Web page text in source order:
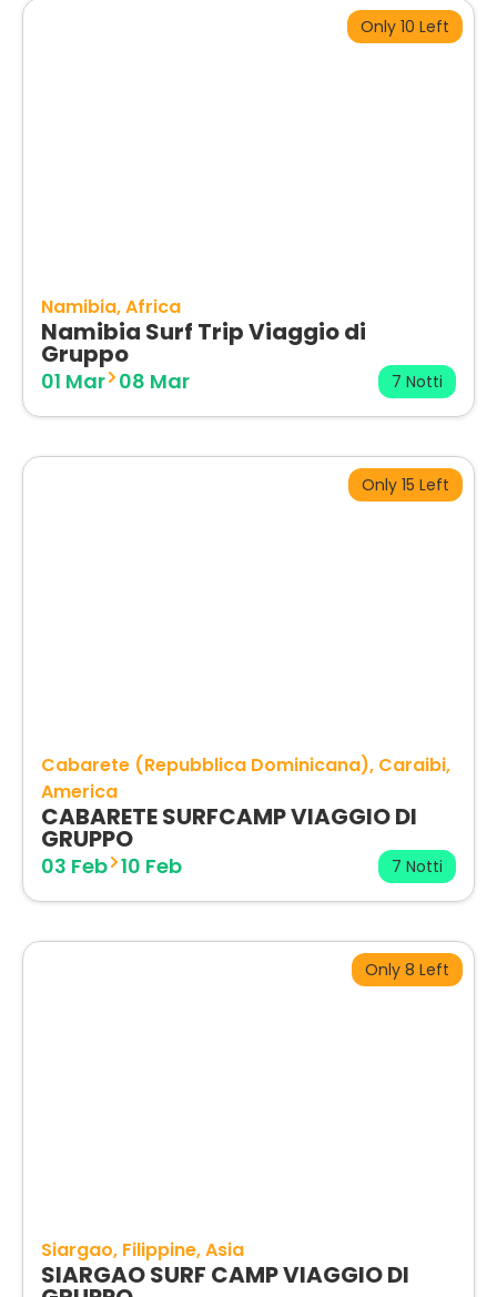
Only 10 Left
Namibia Africa
Namibia Surf Trip Viaggio di
Gruppo
01 Mar 08 Mar 7 Notti
Only 15 Left
Cabarete (Repubblica Dominicana) Caraibi
America
CABARETE SURFCAMP VIAGGIO DI
GRUPPO
03 Feb 10 Feb 7 Notti
Only 8 Left
Siargao Filippine Asia
SIARGAO SURF CAMP VIAGGIO DI